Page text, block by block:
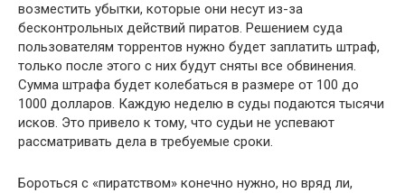
возместить убытки, которые они несут из-за
бесконтрольных действий пиратов. Решением суда
пользователям торрентов нужно будет заплатить штраф,
только после этого с них будут сняты все обвинения.
Сумма штрафа будет колебаться в размере от 100 до
1000 долларов. Каждую неделю в суды подаются тысячи
исков. Это привело к тому, что судьи не успевают
рассматривать дела в требуемые сроки.
Бороться с «пиратством» конечно нужно, но вряд ли,